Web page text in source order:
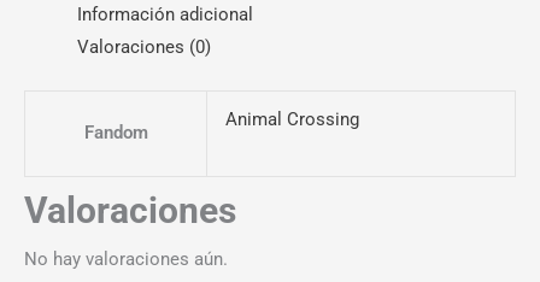
Información adicional
Valoraciones (0)
Fandom
Animal Crossing
Valoraciones
No hay valoraciones aún.